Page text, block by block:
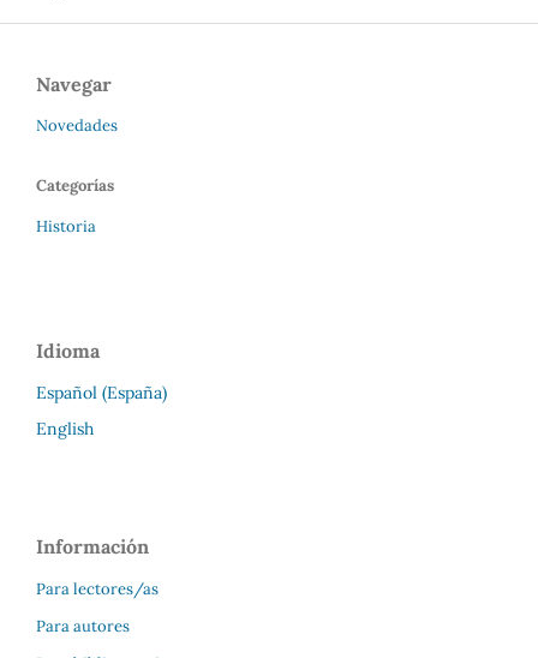
Navegar
Novedades
Categorías
Historia
Idioma
Español (España)
English
Información
Para lectores/as
Para autores